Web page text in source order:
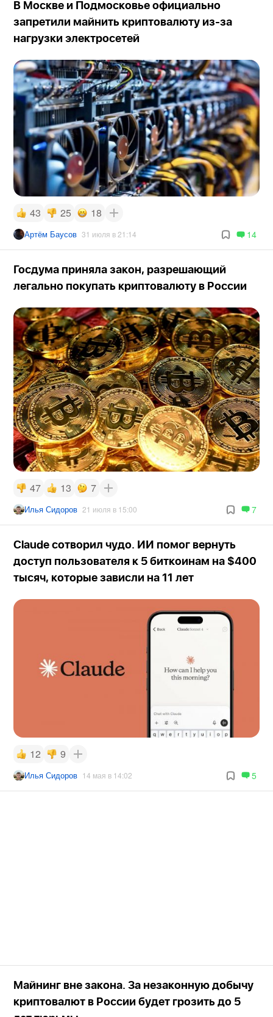
В Москве и Подмосковье официально
запретили майнить криптовалюту из-за
нагрузки электросетей
43 25 18
Артём Баусов 31 июля в 21:14 14
Госдума приняла закон, разрешающий
легально покупать криптовалюту в России
47 13 7
Илья Сидоров 21 июля в 15:00 7
Claude сотворил чудо. ИИ помог вернуть
доступ пользователя к 5 биткоинам на $400
тысяч, которые зависли на 11 лет
12 9
Илья Сидоров 14 мая в 14:02 5
Майнинг вне закона. За незаконную добычу
криптовалют в России будет грозить до 5